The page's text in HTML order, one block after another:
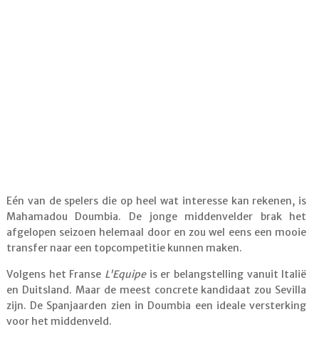
Eén van de spelers die op heel wat interesse kan rekenen, is
Mahamadou Doumbia. De jonge middenvelder brak het
afgelopen seizoen helemaal door en zou wel eens een mooie
transfer naar een topcompetitie kunnen maken.
Volgens het Franse L'Equipeis er belangstelling vanuit Italië
en Duitsland. Maar de meest concrete kandidaat zou Sevilla
zijn. De Spanjaarden zien in Doumbia een ideale versterking
voor het middenveld.